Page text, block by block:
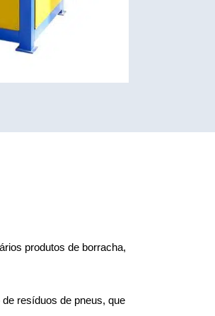
produtos de borracha,
resíduos de pneus, que